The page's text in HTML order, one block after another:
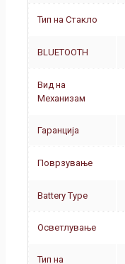
Тип на Стакло
BLUETOOTH
Вид на
Механизам
Гаранција
Поврзување
Battery Type
Осветлување
Тип на